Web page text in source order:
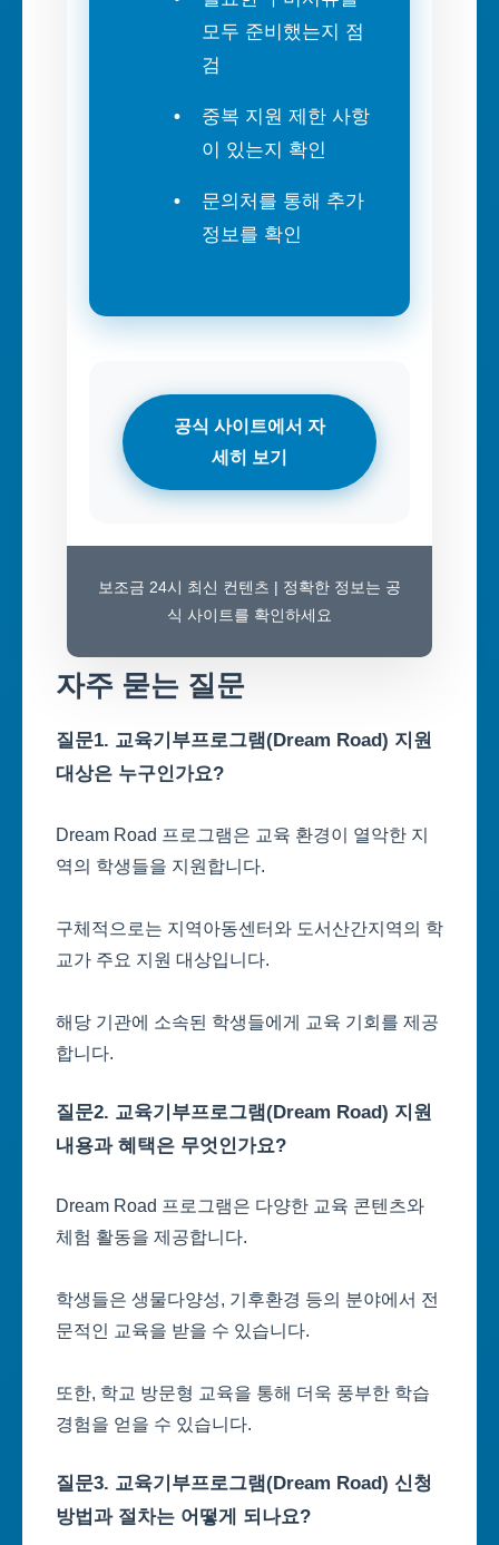
모두 준비했는지 점
검
중복 지원 제한 사항
이 있는지 확인
문의처를 통해 추가
정보를 확인
공식 사이트에서 자
세히 보기
보조금 24시 최신 컨텐츠 | 정확한 정보는 공
식 사이트를 확인하세요
자주 묻는 질문
질문1. 교육기부프로그램(Dream Road) 지원
대상은 누구인가요?
Dream Road 프로그램은 교육 환경이 열악한 지
역의 학생들을 지원합니다.
구체적으로는 지역아동센터와 도서산간지역의 학
교가 주요 지원 대상입니다.
해당 기관에 소속된 학생들에게 교육 기회를 제공
합니다.
질문2. 교육기부프로그램(Dream Road) 지원
내용과 혜택은 무엇인가요?
Dream Road 프로그램은 다양한 교육 콘텐츠와
체험 활동을 제공합니다.
학생들은 생물다양성, 기후환경 등의 분야에서 전
문적인 교육을 받을 수 있습니다.
또한, 학교 방문형 교육을 통해 더욱 풍부한 학습
경험을 얻을 수 있습니다.
질문3. 교육기부프로그램(Dream Road) 신청
방법과 절차는 어떻게 되나요?